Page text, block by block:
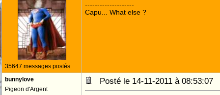
35647 messages postés
--------------------
Capu... What else ?
bunnylove
Pigeon d'Argent
Posté le 14-11-2011 à 08:53:07